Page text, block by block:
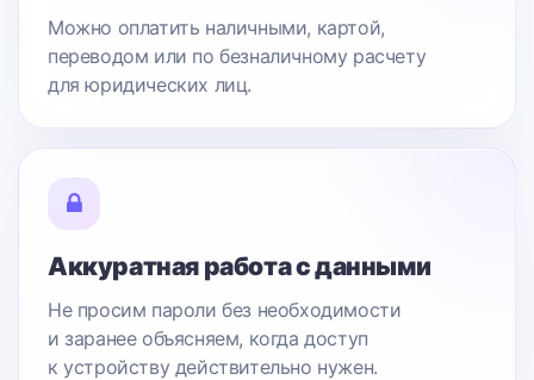
Можно оплатить наличными, картой,
переводом или по безналичному расчету
для юридических лиц.
Аккуратная работа с данными
Не просим пароли без необходимости
и заранее объясняем, когда доступ
к устройству действительно нужен.